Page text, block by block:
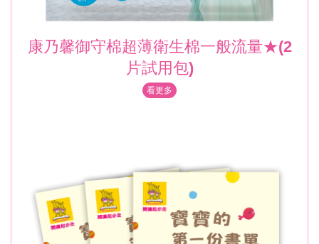
康乃馨御守棉超薄衛生棉一般流量★(2
片試用包)
看更多